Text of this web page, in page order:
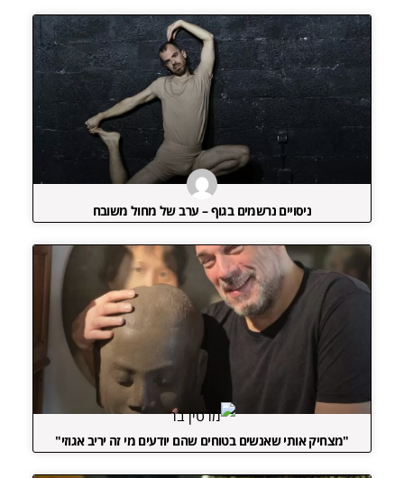
ניסויים נרשמים בגוף – ערב של מחול משובח
"מצחיק אותי שאנשים בטוחים שהם יודעים מי זה יריב אגוזי"